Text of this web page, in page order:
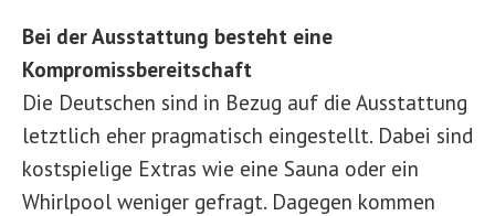
Bei der Ausstattung besteht eine
Kompromissbereitschaft
Die Deutschen sind in Bezug auf die Ausstattung
letztlich eher pragmatisch eingestellt. Dabei sind
kostspielige Extras wie eine Sauna oder ein
Whirlpool weniger gefragt. Dagegen kommen